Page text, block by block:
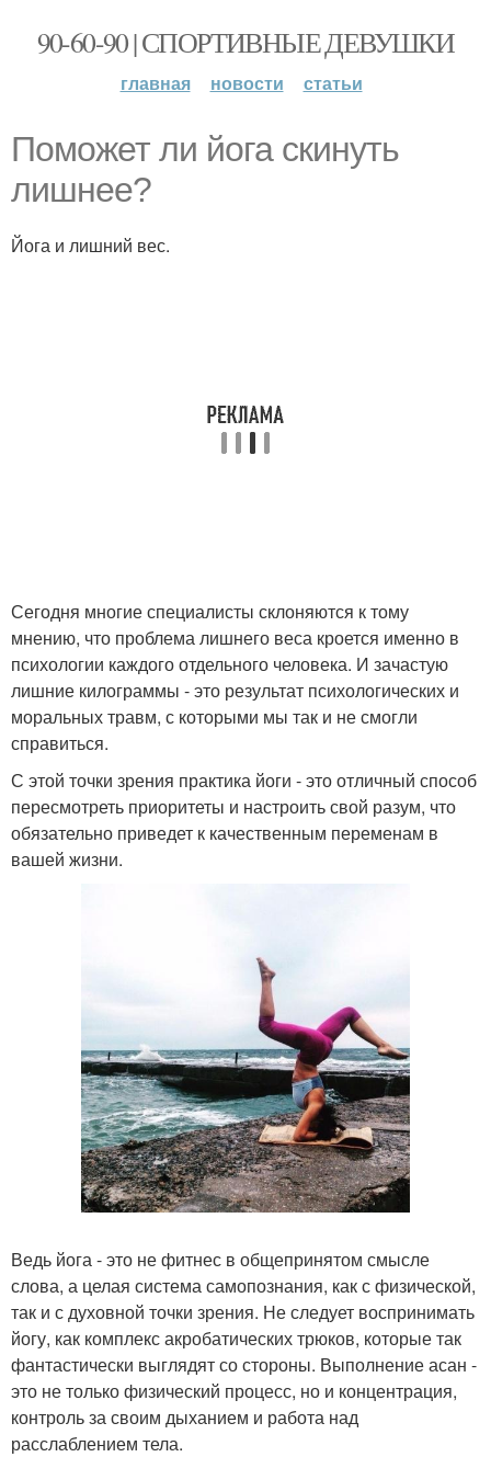
90-60-90 | СПОРТИВНЫЕ ДЕВУШКИ
главная новости статьи
Поможет ли йога скинуть
лишнее?
Йога и лишний вес.
Сегодня многие специалисты склоняются к тому
мнению, что проблема лишнего веса кроется именно в
психологии каждого отдельного человека. И зачастую
лишние килограммы - это результат психологических и
моральных травм, с которыми мы так и не смогли
справиться.
С этой точки зрения практика йоги - это отличный способ
пересмотреть приоритеты и настроить свой разум, что
обязательно приведет к качественным переменам в
вашей жизни.
Ведь йога - это не фитнес в общепринятом смысле
слова, а целая система самопознания, как с физической,
так и с духовной точки зрения. Не следует воспринимать
йогу, как комплекс акробатических трюков, которые так
фантастически выглядят со стороны. Выполнение асан -
это не только физический процесс, но и концентрация,
контроль за своим дыханием и работа над
расслаблением тела.